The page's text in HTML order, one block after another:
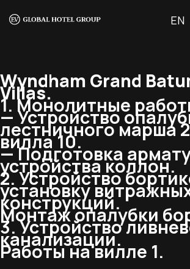
EN
Wyndham Grand
Villas.
1. Монолитные
— Устройство
лестничного марша
вилла 10.
— Подготовка
устройства коллон.
2. Устройство
установку
конструкций.
Монтаж опалубки
3. Устройство
канализации.
Работы на вилле 1.